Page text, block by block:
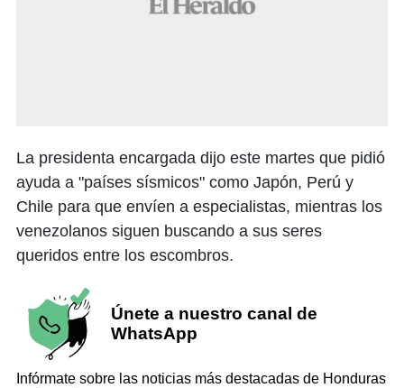
La presidenta encargada dijo este martes que pidió
ayuda a "países sísmicos" como Japón, Perú y
Chile para que envíen a especialistas, mientras los
venezolanos siguen buscando a sus seres
queridos entre los escombros.
Únete a nuestro canal de
WhatsApp
Infórmate sobre las noticias más destacadas de Honduras